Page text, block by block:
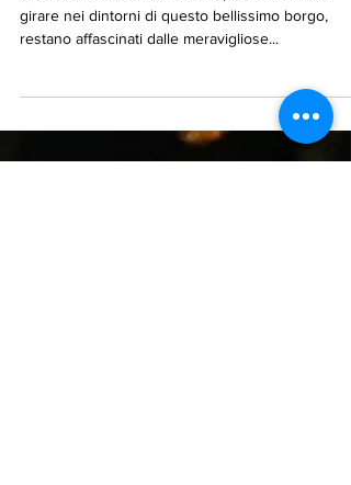
Le spiagge più belle nella Costa
Quando i turisti arrivano a Tropea e iniziano a
girare nei dintorni di questo bellissimo borgo,
restano affascinati dalle meravigliose...